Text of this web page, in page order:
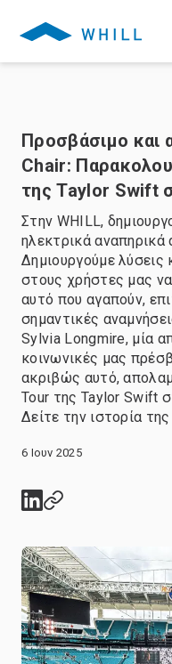
Προσβάσιμο και
Chair:
της Taylor Swift
Στην WHILL,
ηλεκτρικά αναπηρικά
Δημιουργούμε λύσεις
στους χρήστες μας
αυτό που αγαπούν,
σημαντικές
Sylvia Longmire, μία
κοινωνικές μας
ακριβώς αυτό,
Tour της Taylor Swift
Δείτε την ιστορία
6 Ιουν 2025